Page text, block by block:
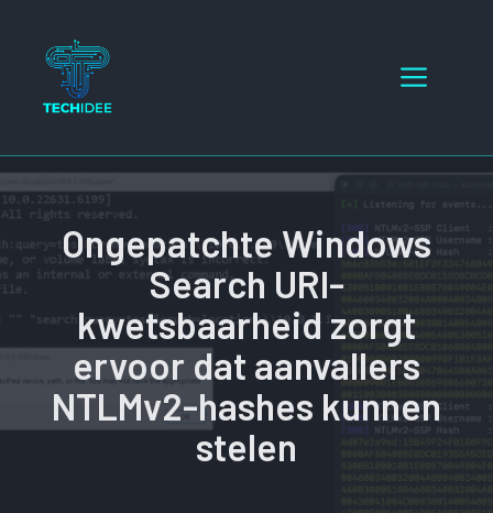
inhoud
Menu
Ongepatchte Windows
Search URI-
kwetsbaarheid zorgt
ervoor dat aanvallers
NTLMv2-hashes kunnen
stelen